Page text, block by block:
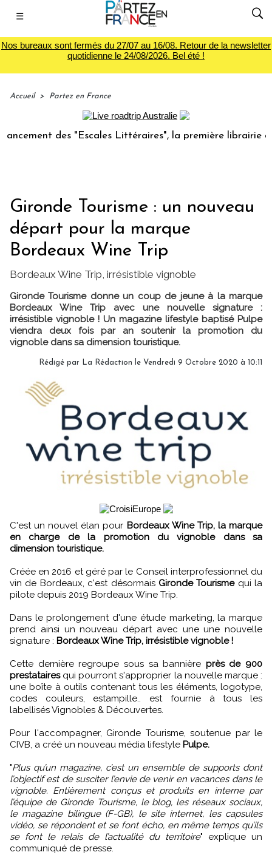
☰
Nos bureaux sont fermés du 27/07 au 16/08. Retour de la newsletter
quotidienne le 24/08/2026. Bel été !
Accueil > Partez en France
des "Escales Littéraires", la première librairie du
Gironde Tourisme : un nouveau
départ pour la marque
Bordeaux Wine Trip
Bordeaux Wine Trip, irrésistible vignoble
Gironde Tourisme donne un coup de jeune à la marque
Bordeaux Wine Trip avec une nouvelle signature :
irrésistible vignoble ! Un magazine lifestyle baptisé Pulpe
viendra deux fois par an soutenir la promotion du
vignoble dans sa dimension touristique.
Rédigé par La Rédaction le Vendredi 9 Octobre 2020 à 10:11
C'est un nouvel élan pour Bordeaux Wine Trip, la marque
en charge de la promotion du vignoble dans sa
dimension touristique.
Créée en 2016 et géré par le Conseil interprofessionnel du
vin de Bordeaux, c'est désormais Gironde Tourismequi la
pilote depuis 2019 Bordeaux Wine Trip.
Dans le prolongement d'une étude marketing, la marque
prend ainsi un nouveau départ avec une une nouvelle
signature : Bordeaux Wine Trip, irrésistible vignoble !
Cette dernière regroupe sous sa bannière près de 900
prestataires qui pourront s'approprier la nouvelle marque :
une boîte à outils contenant tous les éléments, logotype,
codes couleurs, estampille.. est fournie à tous les
labellisés Vignobles & Découvertes.
Pour l'accompagner, Gironde Tourisme, soutenue par le
CIVB, a créé un nouveau média lifestyle Pulpe.
"Plus qu’un magazine, c’est un ensemble de supports dont
l’objectif est de susciter l’envie de venir en vacances dans le
vignoble. Entièrement conçus et produits en interne par
l’équipe de Gironde Tourisme, le blog, les réseaux sociaux,
le magazine bilingue (F-GB), le site internet, les capsules
vidéo, se répondent et se font écho, en même temps qu’ils
se font le relais de l’actualité du territoire" explique un
communiqué de presse.